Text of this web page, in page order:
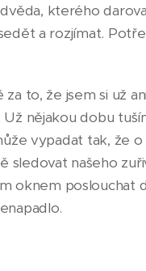
kterého
a rozjímat.
za to, že jsem si už
nějakou dobu
vypadat tak, že
našeho
oknem poslouchat